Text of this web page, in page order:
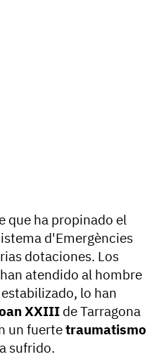
que ha propinado el
d'Emergències
dotaciones. Los
atendido al hombre
lo han
XXIII de Tarragona
un fuertetraumatismo
sufrido.